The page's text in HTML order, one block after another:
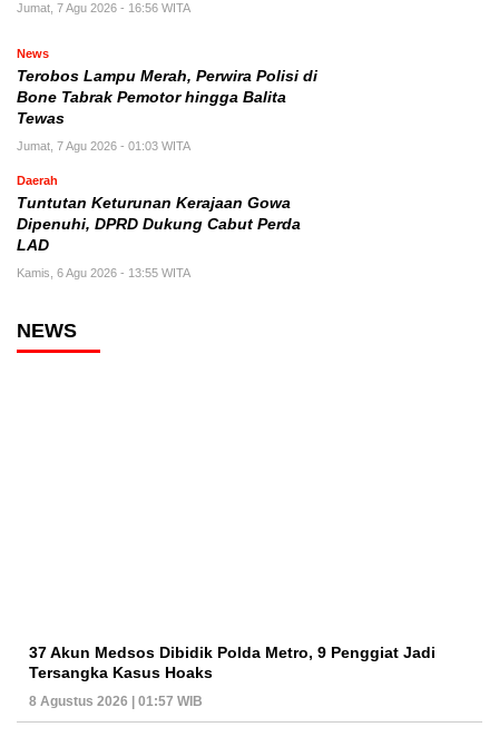
Jumat, 7 Agu 2026 - 16:56 WITA
News
Terobos Lampu Merah, Perwira Polisi di
Bone Tabrak Pemotor hingga Balita
Tewas
Jumat, 7 Agu 2026 - 01:03 WITA
Daerah
Tuntutan Keturunan Kerajaan Gowa
Dipenuhi, DPRD Dukung Cabut Perda
LAD
Kamis, 6 Agu 2026 - 13:55 WITA
NEWS
37 Akun Medsos Dibidik Polda Metro, 9 Penggiat Jadi
Tersangka Kasus Hoaks
8 Agustus 2026 | 01:57 WIB